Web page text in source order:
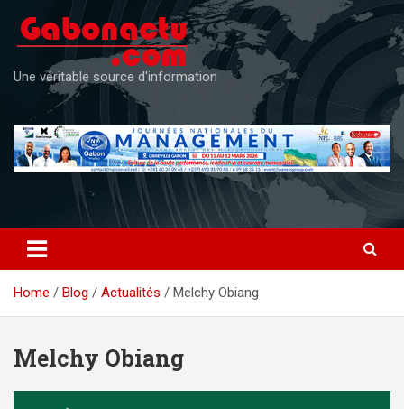
content
Une véritable source d'information
Home Blog Actualités Melchy Obiang
Melchy Obiang